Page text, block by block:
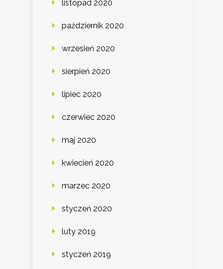
listopad 2020
październik 2020
wrzesień 2020
sierpień 2020
lipiec 2020
czerwiec 2020
maj 2020
kwiecień 2020
marzec 2020
styczeń 2020
luty 2019
styczeń 2019